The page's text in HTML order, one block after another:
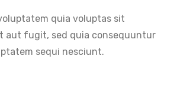
quia voluptas sit
aut fugit, sed quia consequuntur
sequi nesciunt.